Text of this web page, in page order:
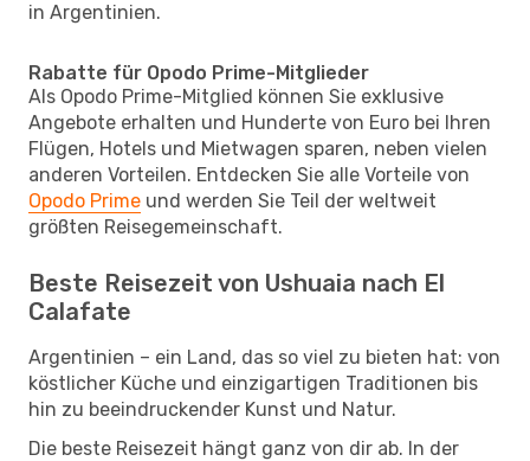
in Argentinien.
Rabatte für Opodo Prime-Mitglieder
Als Opodo Prime-Mitglied können Sie exklusive
Angebote erhalten und Hunderte von Euro bei Ihren
Flügen, Hotels und Mietwagen sparen, neben vielen
anderen Vorteilen. Entdecken Sie alle Vorteile von
Opodo Prime und werden Sie Teil der weltweit
größten Reisegemeinschaft.
Beste Reisezeit von Ushuaia nach El
Calafate
Argentinien – ein Land, das so viel zu bieten hat: von
köstlicher Küche und einzigartigen Traditionen bis
hin zu beeindruckender Kunst und Natur.
Die beste Reisezeit hängt ganz von dir ab. In der